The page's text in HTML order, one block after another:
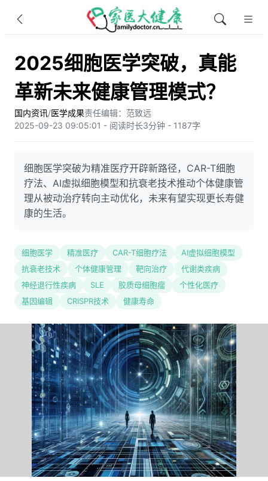
2025细胞医学突破，真能
革新未来健康管理模式？
国内资讯/医学成果责任编辑：范致远
2025-09-23 09:05:01 - 阅读时长3分钟 - 1187字
细胞医学突破为精准医疗开辟新路径，CAR-T细胞
疗法、AI虚拟细胞模型和抗衰老技术推动个体健康管
理从被动治疗转向主动优化，未来有望实现更长寿健
康的生活。
细胞医学 精准医疗 CAR-T细胞疗法
AI虚拟细胞模型
抗衰老技术
个体健康管理 靶向治疗
代谢类疾病
神经退行性疾病
SLE 胶质母细胞瘤
个性化医疗
基因编辑
CRISPR技术 健康寿命